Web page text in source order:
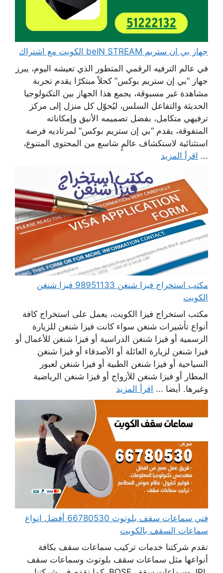
جهاز بي ان ستريم beIN STREAM الكويت مع اشتراك
في عالم الترفيه الرقمي المتطور الذي تعيشه اليوم، يبرز
جهاز “بي إن ستريم بوكس” كحلاً مبتكرًا يقدم تجربة
مشاهدة غير مسبوقة، يجمع هذا الجهاز بين التكنولوجيا
الحديثة والتفاعل السلس، ليُحوّل كل منزل إلى مركز
ترفيهي متكامل، بفضل تصميمه الأنيق وإمكاناته
المتفوقة، يقدم “بي إن ستريم بوكس” لمرتاديه فرصة
استثنائية لاستكشاف عالمٍ شاسع من المحتوى المتنوع،
... اقرأ المزيد
مكتب استخراج فيزا شنغن 98951133 فيزا شنغن
الكويت
مكتب استخراج فيزا الكويت، يعمل على استخراج كافة
أنواع تأشيرات شنغن سواء كانت فيزا شنغن للزيارة
الرسمية أو فيزا شنغن الدراسية أو فيزا شنغن للأعمال أو
فيزا شنغن لزيارة العائلة أو الأصدقاء أو فيزا شنغن
السياحية أو فيزا شنغن الطبية أو فيزا شنغن لعبور
المطار أو فيزا شنغن للأزواج أو فيزا شنغن الرياضية
وغيرها. أيضا ... اقرأ المزيد
فني سماعات سقف بلوتوث 66780530 أفضل انواع
سماعات السقف بالكويت
تقدم شركتنا خدمات تركيب سماعات سقف بكافة
أنواعها مثل سماعات سقف بلوتوث وسماعات سقف